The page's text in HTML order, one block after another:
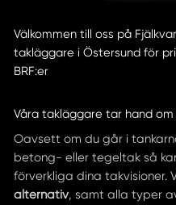
Välkommen till oss på
takläggare i Östersund för
BRF:er
Våra takläggare tar hand
Oavsett om du går i
betong- eller tegeltak så
förverkliga dina takvisioner.
alternativ, samt alla typer